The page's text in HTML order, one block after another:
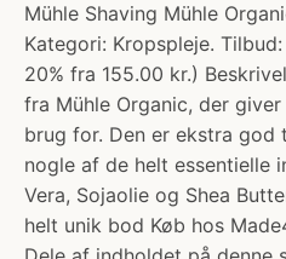
Mühle Shaving Mühle
Kategori: Kropspleje.
20% fra 155.00 kr.)
fra Mühle Organic, der
brug for. Den er ekstra
nogle af de helt essentielle
Vera, Sojaolie og Shea
helt unik bod Køb hos